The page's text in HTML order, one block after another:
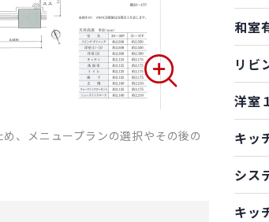
、メニュープランの選択やその後の
和室
リビ
洋室
キッ
シス
キッ